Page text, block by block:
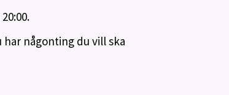
någonting du vill ska